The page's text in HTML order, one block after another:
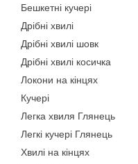
Бешкетні кучері
Дрібні хвилі
Дрібні хвилі шовк
Дрібні хвилі косичка
Локони на кінцях
Кучері
Легка хвиля Глянець
Легкі кучері Глянець
Хвилі на кінцях